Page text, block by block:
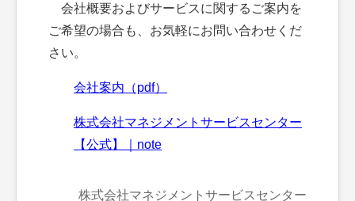
会社概要およびサービスに関するご案内を
ご希望の場合も、お気軽にお問い合わせくだ
さい。
会社案内（pdf）
株式会社マネジメントサービスセンター
【公式】｜note
株式会社マネジメントサービスセンター